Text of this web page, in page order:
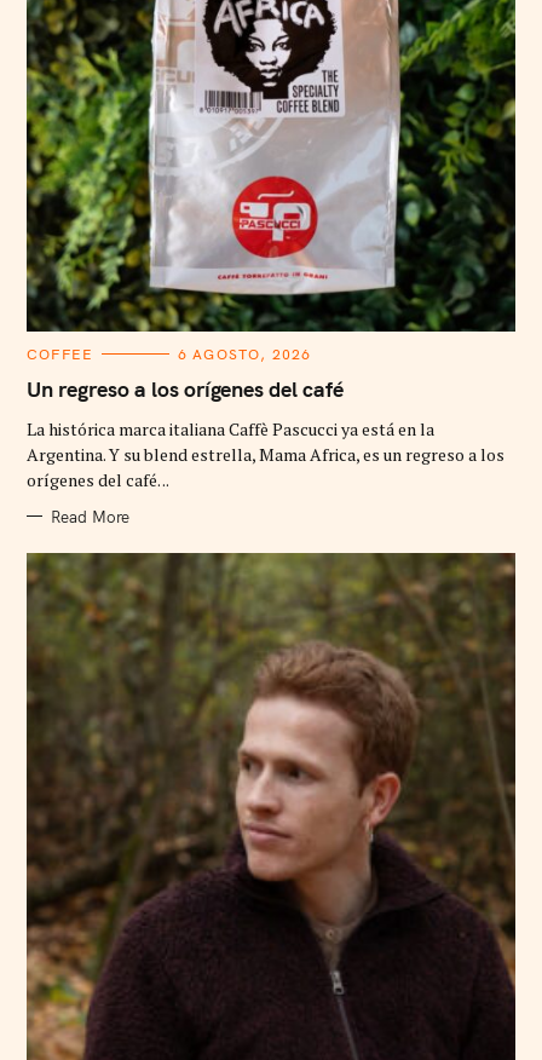
C
T
E
O
R
I
E
COFFEE 6 AGOSTO, 2026
Un regreso a los orígenes del café
La histórica marca italiana Caffè Pascucci ya está en la
Argentina. Y su blend estrella, Mama Africa, es un regreso a los
orígenes del café. ..
Read More